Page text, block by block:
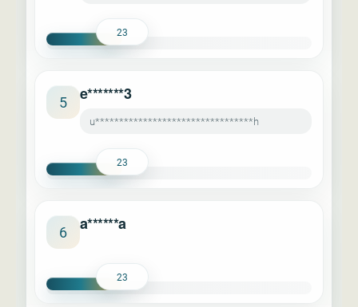
23
5 e*******3
u*********************************h
23
6 a******a
23